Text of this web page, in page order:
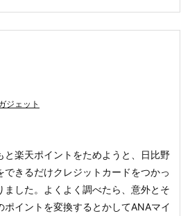
ジェット
と楽天ポイントをためようと、日比野
できるだけクレジットカードをつかっ
ました。
よくよく調べたら、意外とそ
ポイントを変換するとかしてANAマイ